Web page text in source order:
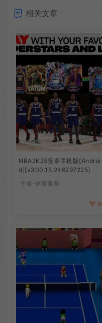
相关文章
NBA2K25安卓手机版[Androi
d][v300.15.246297225]
手游-体育竞赛
0